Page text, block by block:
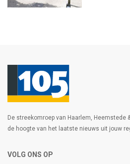
De streekomroep van Haarlem, Heemstede
de hoogte van het laatste nieuws uit jouw
VOLG ONS OP